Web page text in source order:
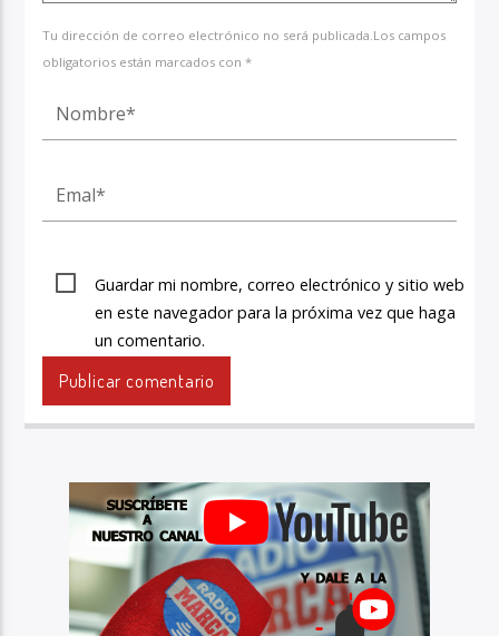
Tu dirección de correo electrónico no será publicada.Los campos
obligatorios están marcados con *
Guardar mi nombre, correo electrónico y sitio web
en este navegador para la próxima vez que haga
un comentario.